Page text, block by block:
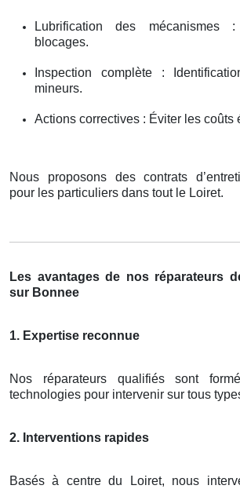
Lubrification des mécanismes
blocages.
Inspection complète :
mineurs.
Actions correctives : Éviter les coûts
Nous proposons des contrats
pour les particuliers dans tout le Loiret.
Les avantages de nos réparateurs
sur Bonnee
1. Expertise reconnue
Nos réparateurs qualifiés sont
technologies pour intervenir sur tous
2. Interventions rapides
Basés à centre du Loiret, nous